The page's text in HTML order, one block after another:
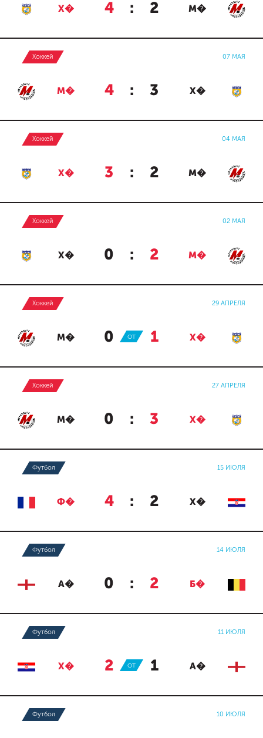
Х� 4 : 2 М�
Хоккей 07 МАЯ
М� 4 : 3 Х�
Хоккей 04 МАЯ
Х� 3 : 2 М�
Хоккей 02 МАЯ
Х� 0 : 2 М�
Хоккей 29 АПРЕЛЯ
М� 0 : 1 Х�
ОТ
Хоккей 27 АПРЕЛЯ
М� 0 : 3 Х�
Футбол 15 ИЮЛЯ
Ф� 4 : 2 Х�
Футбол 14 ИЮЛЯ
А� 0 : 2 Б�
Футбол 11 ИЮЛЯ
Х� 2 : 1 А�
ОТ
Футбол 10 ИЮЛЯ